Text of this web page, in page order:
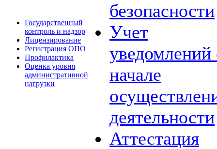
Государственный
контроль и надзор
Лицензирование
Регистрация ОПО
Профилактика
Оценка уровня
административной
нагрузки
безопасности
Учет
уведомлений
начале
деятельности
Аттестация